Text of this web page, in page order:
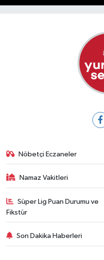
Nöbetçi Eczaneler
Namaz Vakitleri
Süper Lig Puan Durumu ve
Fikstür
Son Dakika Haberleri